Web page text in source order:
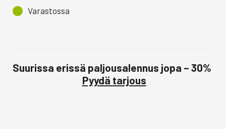
Varastossa
Suurissa erissä paljousalennus jopa – 30%
Pyydä tarjous